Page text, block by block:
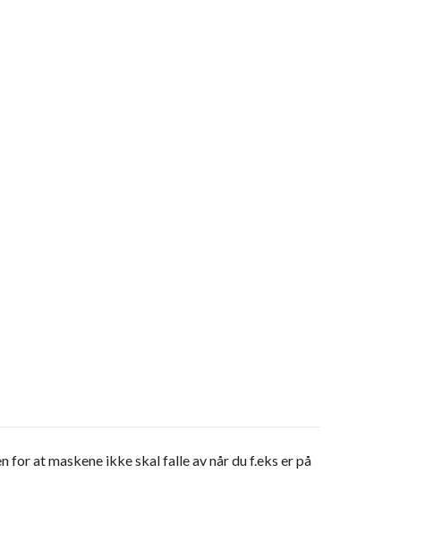
at maskene ikke skal falle av når du f.eks er på